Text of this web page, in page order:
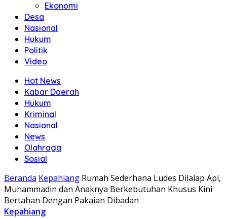
Ekonomi
Desa
Nasional
Hukum
Politik
Video
Hot News
Kabar Daerah
Hukum
Kriminal
Nasional
News
Olahraga
Sosial
Beranda Kepahiang Rumah Sederhana Ludes Dilalap Api,
Muhammadin dan Anaknya Berkebutuhan Khusus Kini
Bertahan Dengan Pakaian Dibadan
Kepahiang